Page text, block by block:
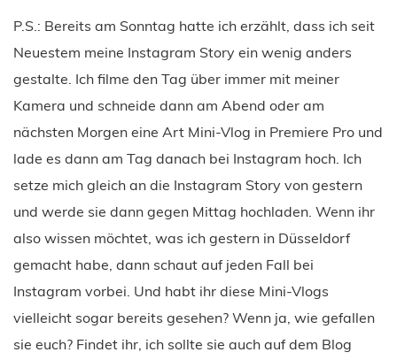
P.S.: Bereits am Sonntag hatte ich erzählt, dass ich seit
Neuestem meine Instagram Story ein wenig anders
gestalte. Ich filme den Tag über immer mit meiner
Kamera und schneide dann am Abend oder am
nächsten Morgen eine Art Mini-Vlog in Premiere Pro und
lade es dann am Tag danach bei Instagram hoch. Ich
setze mich gleich an die Instagram Story von gestern
und werde sie dann gegen Mittag hochladen. Wenn ihr
also wissen möchtet, was ich gestern in Düsseldorf
gemacht habe, dann schaut auf jeden Fall bei
Instagram vorbei. Und habt ihr diese Mini-Vlogs
vielleicht sogar bereits gesehen? Wenn ja, wie gefallen
sie euch? Findet ihr, ich sollte sie auch auf dem Blog